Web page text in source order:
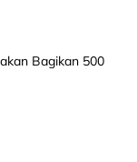
Bagikan 500